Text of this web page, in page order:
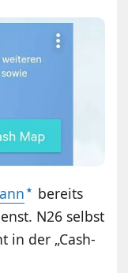
bereits
N26 selbst
in der „Cash-